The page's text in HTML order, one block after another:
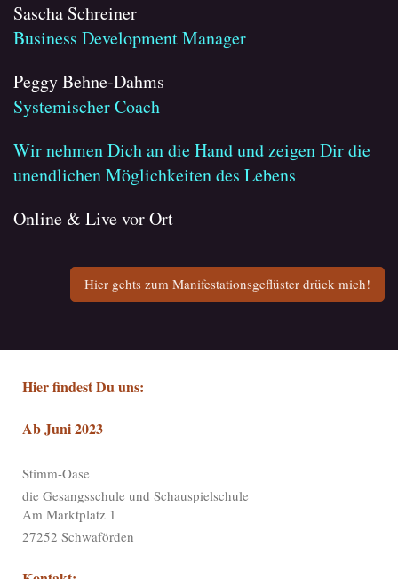
Sascha Schreiner
Business Development Manager
Peggy Behne-Dahms
Systemischer Coach
Wir nehmen Dich an die Hand und zeigen Dir die
unendlichen Möglichkeiten des Lebens
Online & Live vor Ort
Hier gehts zum Manifestationsgeflüster drück mich!
Hier findest Du uns:
Ab Juni 2023
​​Stimm-Oase
die Gesangsschule und Schauspielschule
Am Marktplatz 1
27252 Schwaförden